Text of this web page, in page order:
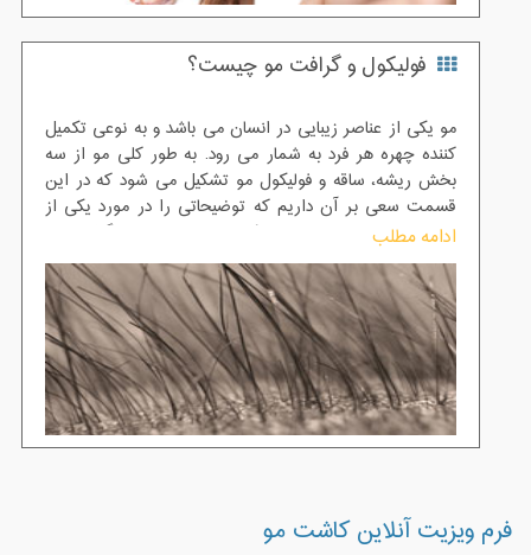
فولیکول و گرافت مو چیست؟
مو یکی از عناصر زیبایی در انسان می باشد و به نوعی تکمیل
کننده چهره هر فرد به شمار می رود. به طور کلی مو از سه
بخش ریشه، ساقه و فولیکول مو تشکیل می شود که در این
قسمت سعی بر آن داریم که توضیحاتی را در مورد یکی از
حساس ترین بخش مو (فولیکول مو) و همچنین گرافت مو
برای شما عزیزان شرح دهیم:
ادامه مطلب
فرم ویزیت آنلاین کاشت مو